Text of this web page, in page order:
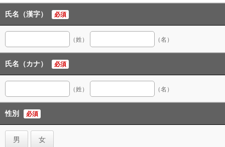
氏名（漢字） 必須
（姓） （名）
氏名（カナ） 必須
（姓） （名）
性別 必須
男 女